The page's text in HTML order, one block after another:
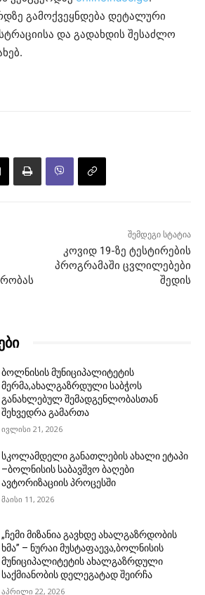
გამოქვეყნდება დეტალური
და გადახდის შესაძლო
შემდეგი სტატია
კოვიდ 19-ზე ტესტირების
პროგრამაში ცვლილებები
შედის
ბოლნისის მუნიციპალიტეტის
მერმა,ახალგაზრდული საბჭოს
განახლებულ შემადგენლობასთან
შეხვედრა გამართა
ივლისი 21, 2026
სკოლამდელი განათლების ახალი ეტაპი
–ბოლნისის საბავშვო ბაღები
ავტორიზაციის პროცესში
მაისი 11, 2026
„ჩემი მიზანია გავხდე ახალგაზრდობის
ხმა’’ – ნურაი მუსტაფაევა,ბოლნისის
მუნიციპალიტეტის ახალგაზრდული
საქმიანობის დელეგატად შეირჩა
აპრილი 22, 2026